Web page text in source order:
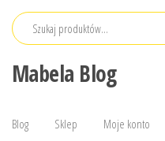
Przejdź
Mabela Blog
Blog Sklep Moje konto